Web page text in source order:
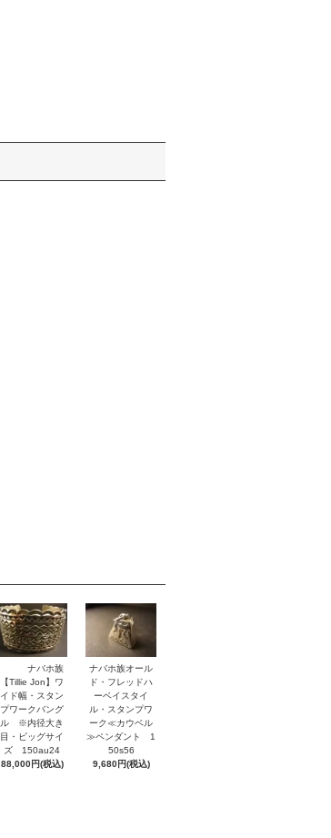
ナバホ族
【Tillie Jon】ワ
イド幅・スタン
プワークバング
ル ※内径大き
目・ビッグサイ
ズ 150au24
88,000円(税込)
ナバホ族オール
ド・フレッドハ
ーベイスタイ
ル・スタンプワ
ーク≪カウベル
≫ペンダント 1
50s56
9,680円(税込)